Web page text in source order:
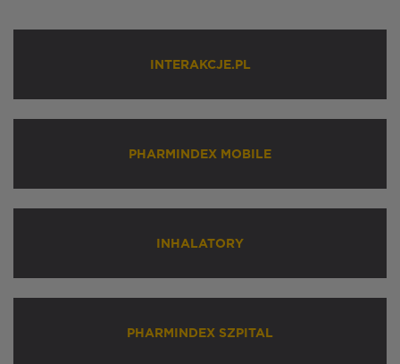
INTERAKCJE.PL
PHARMINDEX MOBILE
INHALATORY
PHARMINDEX SZPITAL